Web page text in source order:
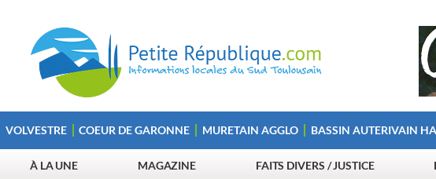
VOLVESTRE COEUR DE GARONNE MURETAIN AGGLO BASSIN AUTERIVAIN
À LA UNE MAGAZINE FAITS DIVERS / JUSTICE